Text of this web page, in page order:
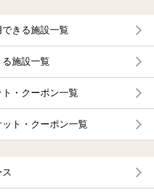
きる施設一覧
施設一覧
・クーポン一覧
ト・クーポン一覧